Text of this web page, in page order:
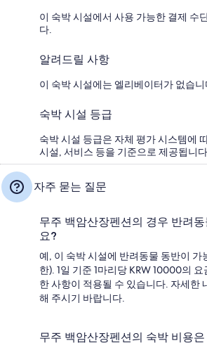
이 숙박 시설에서 사용 가능한 결제 수
다.
알려드릴 사항
이 숙박 시설에는 엘리베이터가 없습니
숙박 시설 등급
숙박 시설 등급은 자체 평가 시스템에
시설, 서비스 등을 기준으로 제공됩니다.
자주 묻는 질문
무주 백암산장펜션의 경우 반려
요?
예, 이 숙박 시설에 반려동물 동반이 가
한). 1일 기준 1마리당 KRW 10000의
한 사항이 적용될 수 있습니다. 자세한
해 주시기 바랍니다.
무주 백암산장펜션의 숙박 비용